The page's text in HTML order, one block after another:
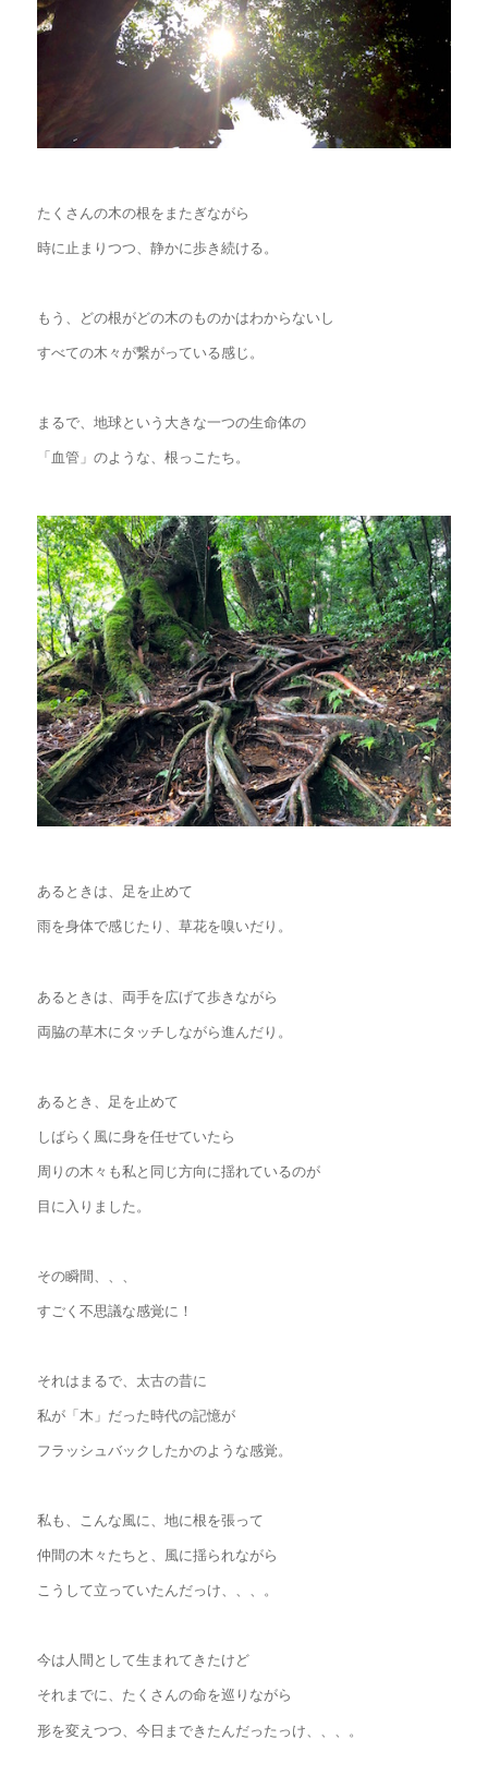
たくさんの木の根をまたぎながら
時に止まりつつ、静かに歩き続ける。
もう、どの根がどの木のものかはわからないし
すべての木々が繋がっている感じ。
まるで、地球という大きな一つの生命体の
「血管」のような、根っこたち。
あるときは、足を止めて
雨を身体で感じたり、草花を嗅いだり。
あるときは、両手を広げて歩きながら
両脇の草木にタッチしながら進んだり。
あるとき、足を止めて
しばらく風に身を任せていたら
周りの木々も私と同じ方向に揺れているのが
目に入りました。
その瞬間、、、
すごく不思議な感覚に！
それはまるで、太古の昔に
私が「木」だった時代の記憶が
フラッシュバックしたかのような感覚。
私も、こんな風に、地に根を張って
仲間の木々たちと、風に揺られながら
こうして立っていたんだっけ、、、。
今は人間として生まれてきたけど
それまでに、たくさんの命を巡りながら
形を変えつつ、今日まできたんだったっけ、、、。